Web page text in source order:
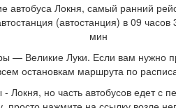
автобуса Локня, самый ранний
(автостанция) в 09
мин
Великие Луки. Если вам нужно
остановкам маршрута по
но часть автобусов едет с